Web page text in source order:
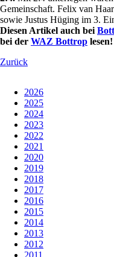
Gemeinschaft. Felix van
sowie Justus Hüging im 3.
Diesen Artikel auch bei
bei der WAZ Bottrop lesen!
Zurück
2026
2025
2024
2023
2022
2021
2020
2019
2018
2017
2016
2015
2014
2013
2012
2011